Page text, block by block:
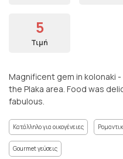
5
Τιμή
Magnificent gem in kolonaki
the Plaka area. Food was
fabulous.
Κατάλληλο για οικογένειες
Gourmet γεύσεις